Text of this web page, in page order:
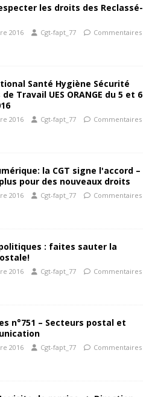
les droits des Reclassé-
2016 Cgt-fapt_77
Commentaires
Santé Hygiène Sécurité
Travail UES ORANGE du 5 et 6
2016 Cgt-fapt_77
Commentaires
la CGT signe l'accord –
pour des nouveaux droits
2016 Cgt-fapt_77
Commentaires
: faites sauter la
2016 Cgt-fapt_77
Commentaires
n°751 – Secteurs postal et
2016 Cgt-fapt_77
Commentaires